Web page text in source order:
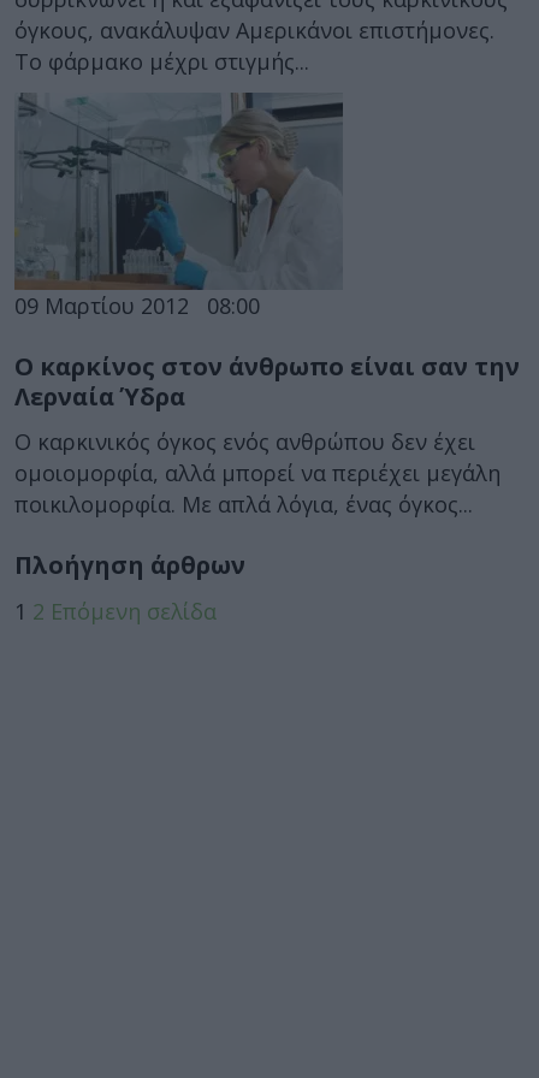
όγκους, ανακάλυψαν Αμερικάνοι επιστήμονες.
Το φάρμακο μέχρι στιγμής...
09 Μαρτίου 2012 08:00
Ο καρκίνος στον άνθρωπο είναι σαν την
Λερναία Ύδρα
Ο καρκινικός όγκος ενός ανθρώπου δεν έχει
ομοιομορφία, αλλά μπορεί να περιέχει μεγάλη
ποικιλομορφία. Με απλά λόγια, ένας όγκος...
Πλοήγηση άρθρων
1 2 Επόμενη σελίδα